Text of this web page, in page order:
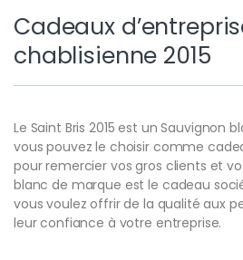
Cadeaux
chablisienne 2015
Le Saint Bris 2015 est un Sauvignon
vous pouvez le choisir comme
pour remercier vos gros clients et
blanc de marque est le cadeau
vous voulez offrir de la qualité aux
leur confiance à votre entreprise.